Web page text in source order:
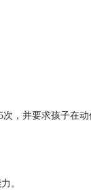
，并要求孩子在
。